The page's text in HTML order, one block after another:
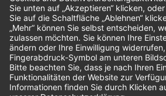
Geprüfter Shop